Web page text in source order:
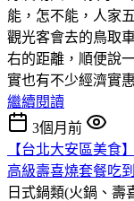
能，怎不能，人家
觀光客會去的鳥取
右的距離，順便說
實也有不少經濟實
繼續閱讀
3個月前
【台北大安區美食
高級壽喜燒套餐吃
日式鍋類(火鍋、壽